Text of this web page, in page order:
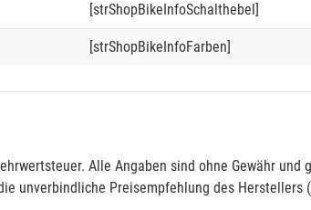
[strShopBikeInfoSchalthebel]
[strShopBikeInfoFarben]
Alle Angaben sind ohne Gewähr und
unverbindliche Preisempfehlung des Herstellers